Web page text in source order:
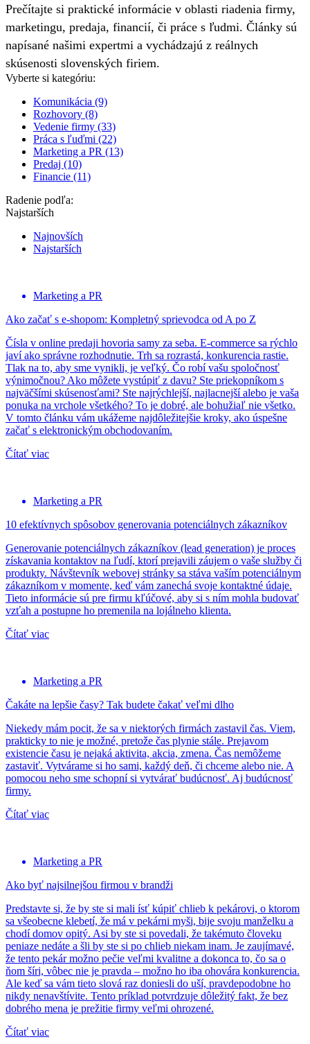
Prečítajte si praktické informácie v oblasti riadenia firmy,
marketingu, predaja, financií, či práce s ľudmi. Články sú
napísané našimi expertmi a vychádzajú z reálnych
skúsenosti slovenských firiem.
Vyberte si kategóriu:
Komunikácia (9)
Rozhovory (8)
Vedenie firmy (33)
Práca s ľuďmi (22)
Marketing a PR (13)
Predaj (10)
Financie (11)
Radenie podľa:
Najstarších
Najnovších
Najstarších
Marketing a PR
Ako začať s e-shopom: Kompletný sprievodca od A po Z
Čísla v online predaji hovoria samy za seba. E-commerce sa rýchlo
javí ako správne rozhodnutie. Trh sa rozrastá, konkurencia rastie.
Tlak na to, aby sme vynikli, je veľký. Čo robí vašu spoločnosť
výnimočnou? Ako môžete vystúpiť z davu? Ste priekopníkom s
najväčšími skúsenosťami? Ste najrýchlejší, najlacnejší alebo je vaša
ponuka na vrchole všetkého? To je dobré, ale bohužiaľ nie všetko.
V tomto článku vám ukážeme najdôležitejšie kroky, ako úspešne
začať s elektronickým obchodovaním.
Čítať viac
Marketing a PR
10 efektívnych spôsobov generovania potenciálnych zákazníkov
Generovanie potenciálnych zákazníkov (lead generation) je proces
získavania kontaktov na ľudí, ktorí prejavili záujem o vaše služby či
produkty. Návštevník webovej stránky sa stáva vaším potenciálnym
zákazníkom v momente, keď vám zanechá svoje kontaktné údaje.
Tieto informácie sú pre firmu kľúčové, aby si s ním mohla budovať
vzťah a postupne ho premenila na lojálneho klienta.
Čítať viac
Marketing a PR
Čakáte na lepšie časy? Tak budete čakať veľmi dlho
Niekedy mám pocit, že sa v niektorých firmách zastavil čas. Viem,
prakticky to nie je možné, pretože čas plynie stále. Prejavom
existencie času je nejaká aktivita, akcia, zmena. Čas nemôžeme
zastaviť. Vytvárame si ho sami, každý deň, či chceme alebo nie. A
pomocou neho sme schopní si vytvárať budúcnosť. Aj budúcnosť
firmy.
Čítať viac
Marketing a PR
Ako byť najsilnejšou firmou v brandži
Predstavte si, že by ste si mali ísť kúpiť chlieb k pekárovi, o ktorom
sa všeobecne klebetí, že má v pekárni myši, bije svoju manželku a
chodí domov opitý. Asi by ste si povedali, že takémuto človeku
peniaze nedáte a šli by ste si po chlieb niekam inam. Je zaujímavé,
že tento pekár možno pečie veľmi kvalitne a dokonca to, čo sa o
ňom šíri, vôbec nie je pravda – možno ho iba ohovára konkurencia.
Ale keď sa vám tieto slová raz doniesli do uší, pravdepodobne ho
nikdy nenavštívite. Tento príklad potvrdzuje dôležitý fakt, že bez
dobrého mena je prežitie firmy veľmi ohrozené.
Čítať viac